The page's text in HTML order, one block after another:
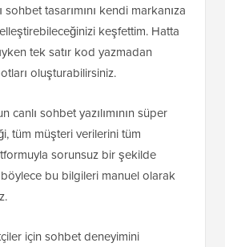
tasarımını kendi markanıza
keşfettim. Hatta
tek satır kod yazmadan
oluşturabilirsiniz.
canlı sohbet yazılımının süper
tüm müşteri verilerini tüm
sorunsuz bir şekilde
bu bilgileri manuel olarak
için sohbet deneyimini